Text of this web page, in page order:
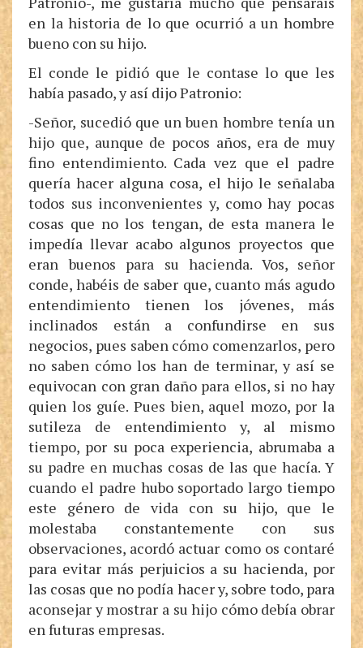
en la historia de lo que ocurrió a un hombre
bueno con su hijo.
El conde le pidió que le contase lo que les
había pasado, y así dijo Patronio:
-Señor, sucedió que un buen hombre tenía un
hijo que, aunque de pocos años, era de muy
fino entendimiento. Cada vez que el padre
quería hacer alguna cosa, el hijo le señalaba
todos sus inconvenientes y, como hay pocas
cosas que no los tengan, de esta manera le
impedía llevar acabo algunos proyectos que
eran buenos para su hacienda. Vos, señor
conde, habéis de saber que, cuanto más agudo
entendimiento tienen los jóvenes, más
inclinados están a confundirse en sus
negocios, pues saben cómo comenzarlos, pero
no saben cómo los han de terminar, y así se
equivocan con gran daño para ellos, si no hay
quien los guíe. Pues bien, aquel mozo, por la
sutileza de entendimiento y, al mismo
tiempo, por su poca experiencia, abrumaba a
su padre en muchas cosas de las que hacía. Y
cuando el padre hubo soportado largo tiempo
este género de vida con su hijo, que le
molestaba constantemente con sus
observaciones, acordó actuar como os contaré
para evitar más perjuicios a su hacienda, por
las cosas que no podía hacer y, sobre todo, para
aconsejar y mostrar a su hijo cómo debía obrar
en futuras empresas.